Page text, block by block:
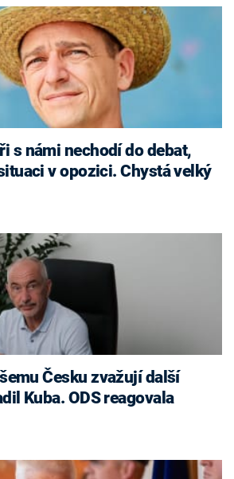
s námi nechodí do debat,
v opozici. Chystá velký
Kuba. ODS reagovala